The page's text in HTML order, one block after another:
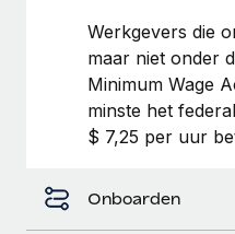
Werkgevers die
maar niet onder
Minimum Wage
minste het
$ 7,25 per uur
Onboarden